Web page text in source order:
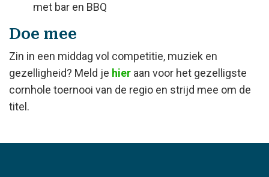
met bar en BBQ
Doe mee
Zin in een middag vol competitie, muziek en
gezelligheid? Meld je hier aan voor het gezelligste
cornhole toernooi van de regio en strijd mee om de
titel.